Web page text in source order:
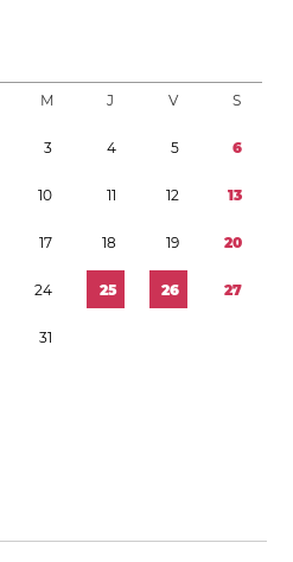
M J V S
3 4 5 6
10 11 12 13
17 18 19 20
24 25 26 27
31